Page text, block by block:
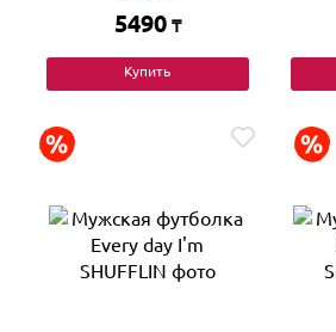
5490 ₸
Купить